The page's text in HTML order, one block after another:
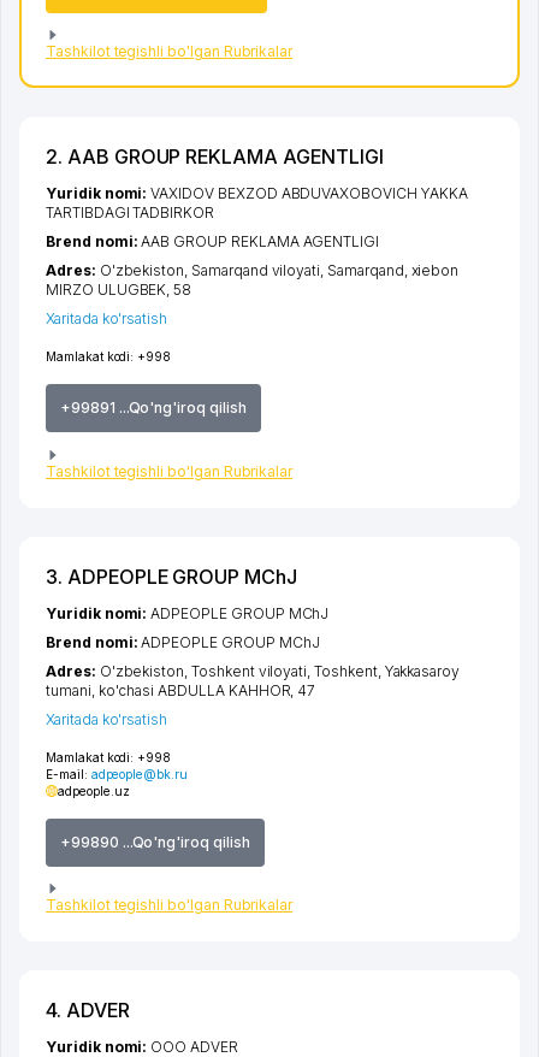
Tashkilot tegishli bo'lgan Rubrikalar
2. AAB GROUP REKLAMA AGENTLIGI
Mamlakat kodi: +998
+99891 ...Qo'ng'iroq qilish
Tashkilot tegishli bo'lgan Rubrikalar
Yuridik nomi:VAXIDOV BEXZOD ABDUVAXOBOVICH YAKKA
TARTIBDAGI TADBIRKOR
Brend nomi:AAB GROUP REKLAMA AGENTLIGI
Adres: O'zbekiston, Samarqand viloyati, Samarqand, xiеbon
MIRZO ULUGBEK, 58
Xaritada ko'rsatish
3. ADPEOPLE GROUP MChJ
Mamlakat kodi: +998
E-mail: adpeople@bk.ru
adpeople.uz
+99890 ...Qo'ng'iroq qilish
Tashkilot tegishli bo'lgan Rubrikalar
Yuridik nomi:ADPEOPLE GROUP MChJ
Brend nomi:ADPEOPLE GROUP MChJ
Adres: O'zbekiston,Toshkent viloyati ,Toshkent, Yakkasaroy
tumani ko'chasi ABDULLA KAHHOR , 47
Xaritada ko'rsatish
4. ADVER
Yuridik nomi: ООО ADVER